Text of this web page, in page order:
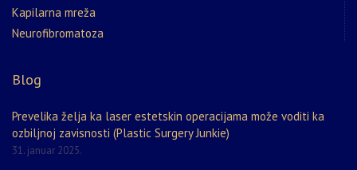
Kapilarna mreža
Neurofibromatoza
Blog
Prevelika želja ka laser estetskin operacijama može voditi ka
ozbiljnoj zavisnosti (Plastic Surgery Junkie)
31. januar 2025.